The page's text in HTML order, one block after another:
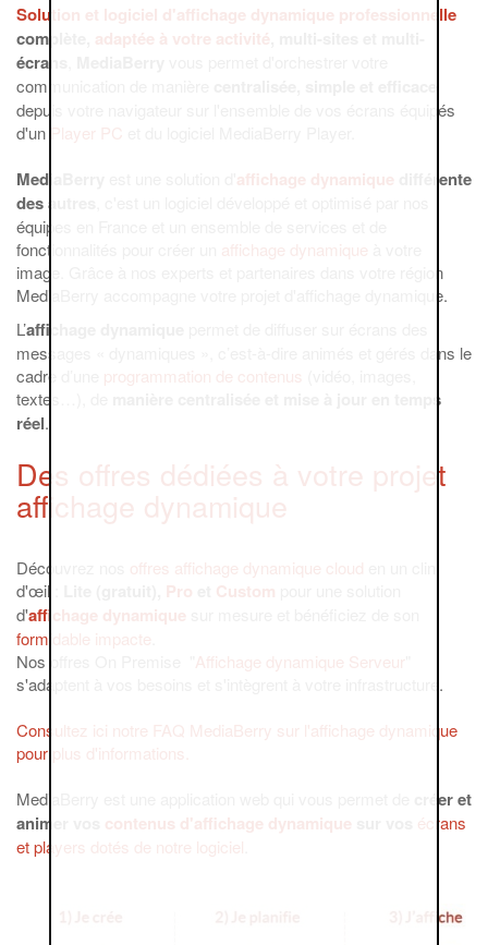
Solution et logiciel d'affichage dynamique professionnelle
complète, adaptée à votre activité
écrans
communication de manière
depuis votre navigateur sur l'ensemble de vos écrans équipés
d'un Player PC
MediaBerry affichage dynamique différente
des autres
équipes en France et un ensemble de services et de
fonctionnalités pour créer un affichage dynamique
image. Grâce à nos experts et partenaires dans votre région
MediaBerry accompagne votre projet d'affichage dynamique.
L’affichage dynamique
messages « dynamiques », c’est-à-dire animés et gérés dans le
cadre d’une programmation de contenus
textes…), de
manière centralisée et mise à jour en temps
réel.
Des offres dédiées à votre projet
affichage dynamique
Découvrez nos offres affichage dynamique cloud
d'œil :
Pro Custom
d'affichage dynamique
formidable impacte
Nos offres On Premise " Affichage dynamique Serveur
s'adaptent à vos besoins et s'intègrent à votre infrastructure.
Consultez ici notre FAQ MediaBerry sur l'affichage dynamique
pour plus d'informations.
MediaBerry est une application web qui vous permet de
créer et
animer vos contenus d'affichage dynamique
écrans
et players dotés de notre logiciel